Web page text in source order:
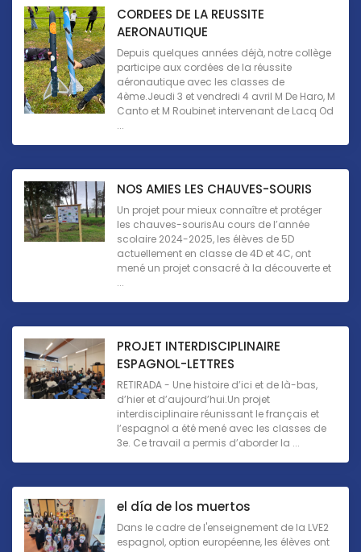
CORDEES DE LA REUSSITE
AERONAUTIQUE
Depuis quelques années déjà, notre collège
participe aux cordées de la réussite
aéronautique avec les classes de
4ème.Jeudi 3 et vendredi 4 avril M De Haro, M
Canto et M Roubinet intervenant de Lacq Od
...
NOS AMIES LES CHAUVES-SOURIS
Un projet pour mieux connaître et protéger
les chauves-sourisAu cours de l’année
scolaire 2024-2025, les élèves de 5D
actuellement en classe de 4D et 4C, ont
mené un projet consacré à la découverte et
...
PROJET INTERDISCIPLINAIRE
ESPAGNOL-LETTRES
RETIRADA - Une histoire d’ici et de là-bas,
d’hier et d’aujourd’hui.Un projet
interdisciplinaire réunissant le français et
l’espagnol a été mené avec les classes de
3e. Ce travail a permis d’aborder la ...
el día de los muertos
Dans le cadre de l'enseignement de la LVE2
espagnol, option européenne, les élèves ont